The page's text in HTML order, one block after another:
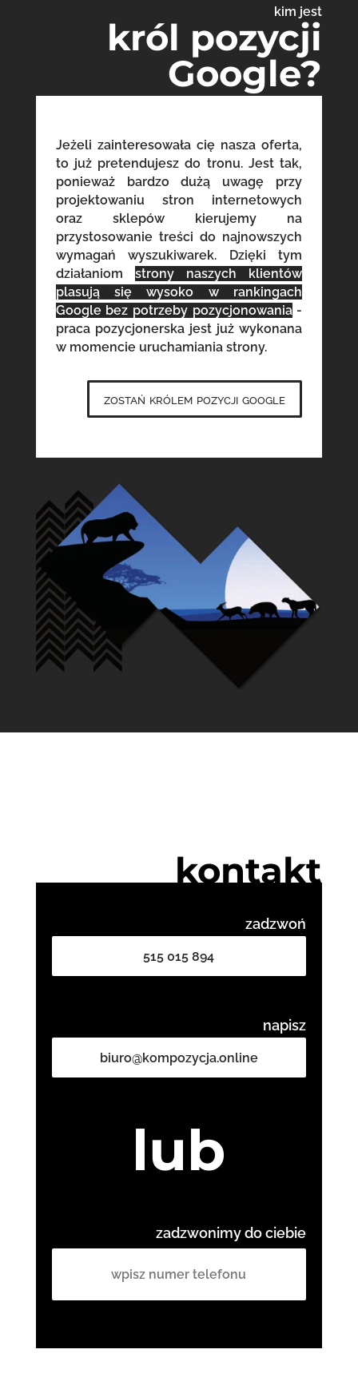
kim jest
król pozycji
Google?
Jeżeli zainteresowała cię nasza oferta,
to już pretendujesz do tronu. Jest tak,
ponieważ bardzo dużą uwagę przy
projektowaniu stron internetowych
oraz sklepów kierujemy na
przystosowanie treści do najnowszych
wymagań wyszukiwarek. Dzięki tym
działaniom strony naszych klientów
plasują się wysoko w rankingach
Google bez potrzeby pozycjonowania-
praca pozycjonerska jest już wykonana
w momencie uruchamiania strony.
zostań królem pozycji google
kontakt
zadzwoń
515 015 894
napisz
biuro@kompozycja.online
lub
zadzwonimy do ciebie